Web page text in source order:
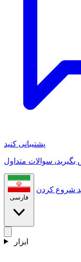
پشتیبانی کنید
بگیرید، سوالات متداول
فارسی
شروع کردن
ابزار